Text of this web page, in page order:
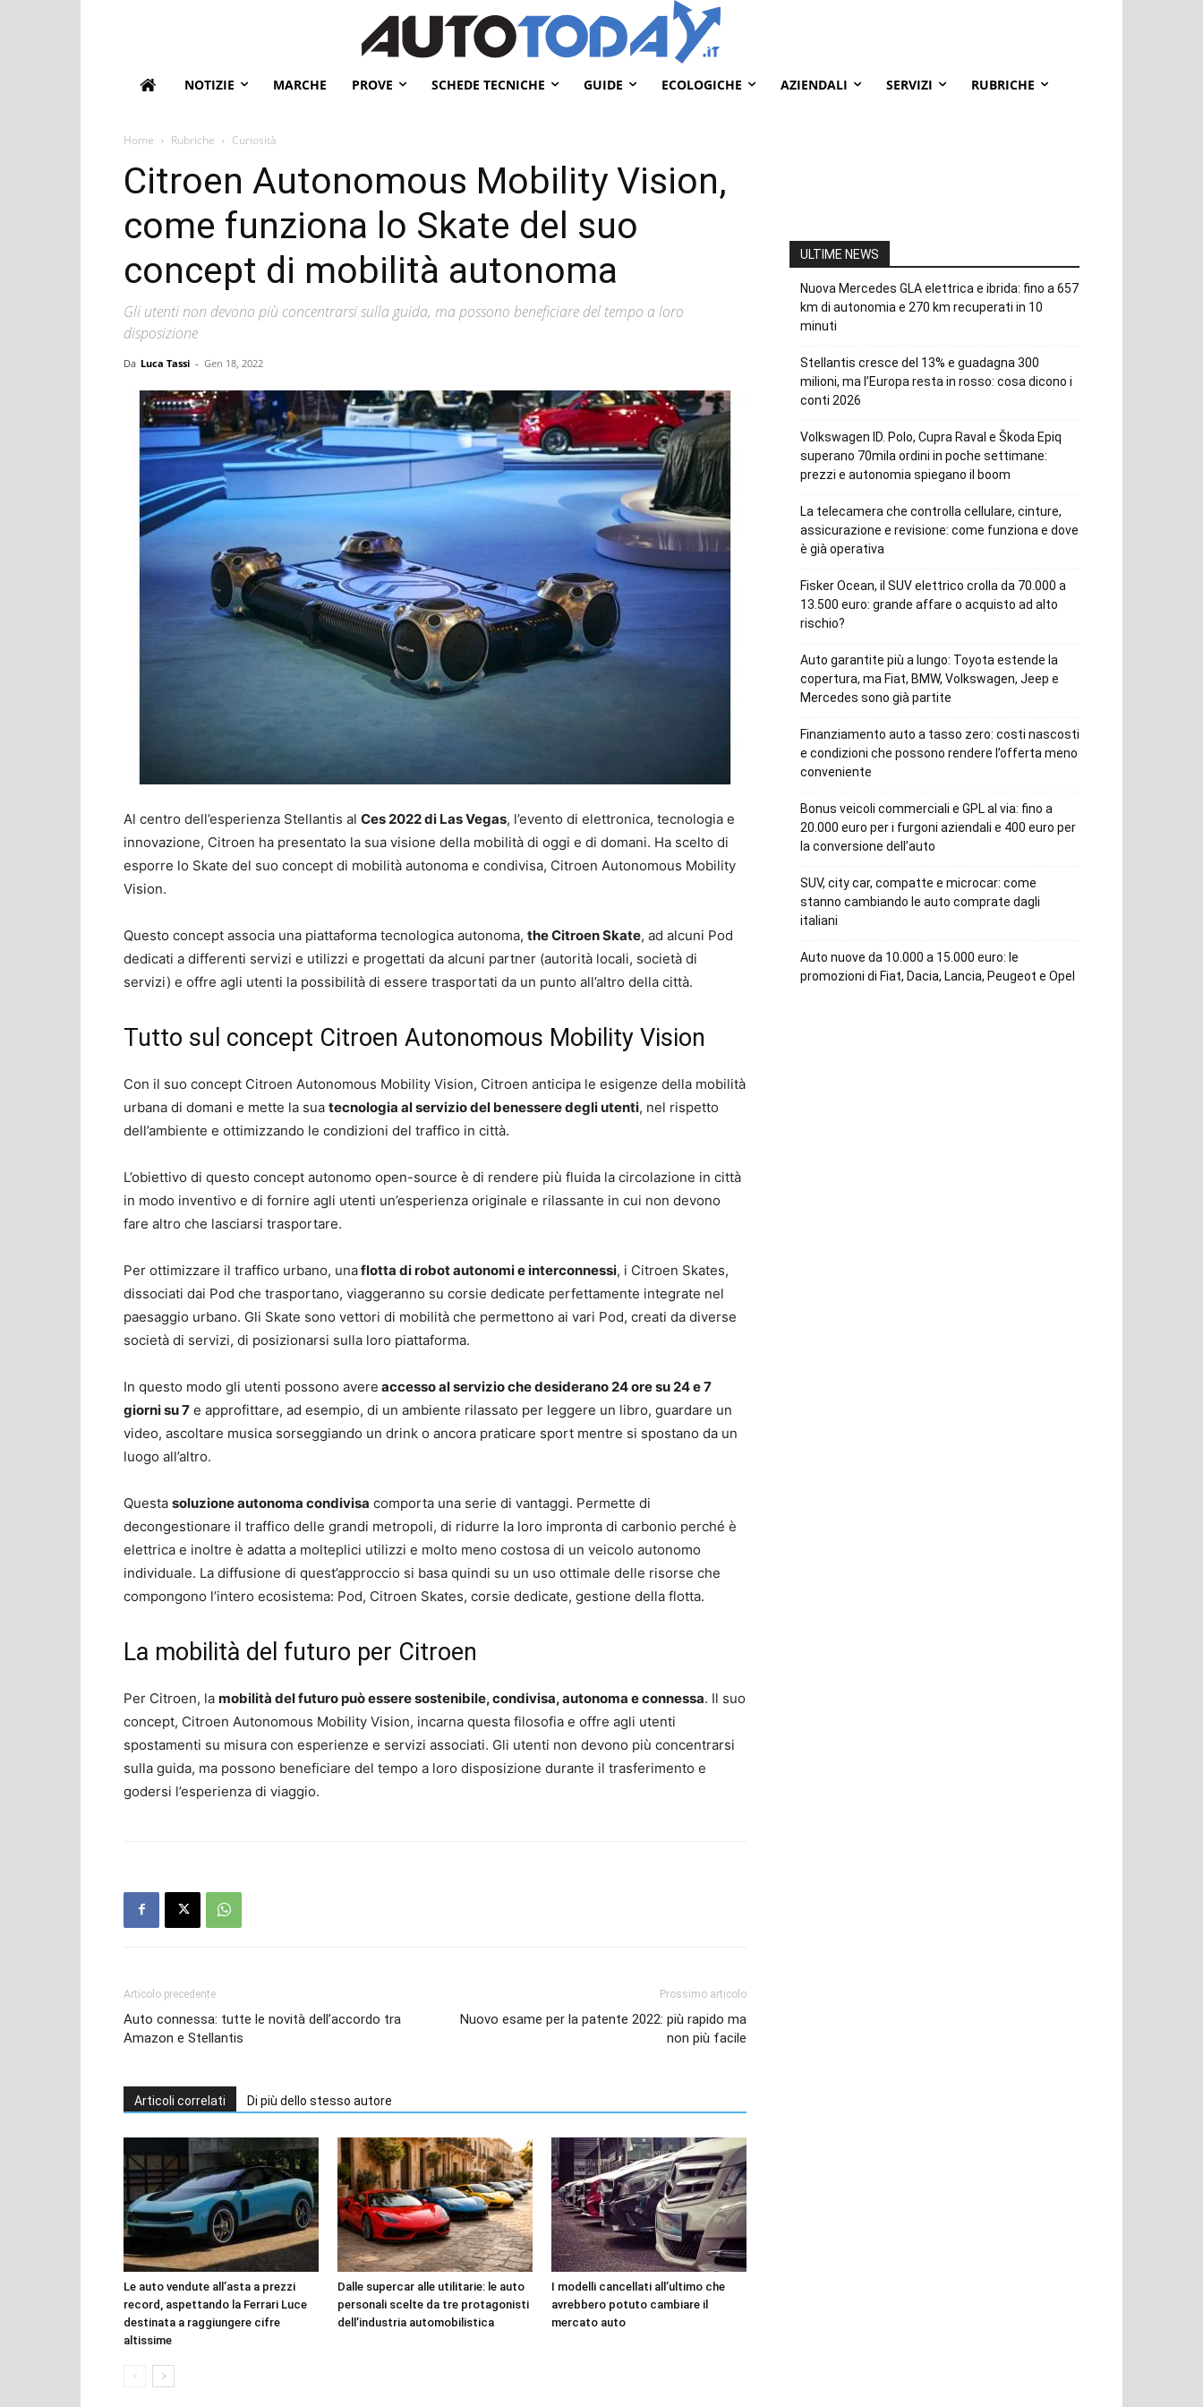
NOTIZIE MARCHE PROVE SCHEDE TECNICHE GUIDE ECOLOGICHE AZIENDALI SERVIZI RUBRICHE
Home Rubriche Curiosità
Citroen Autonomous Mobility Vision,
come funziona lo Skate del suo
concept di mobilità autonoma
Gli utenti non devono più concentrarsi sulla guida, ma possono beneficiare del tempo a loro
disposizione
Da Luca Tassi - Gen 18, 2022
Al centro dell’esperienza Stellantis al Ces 2022 di Las Vegas, l’evento di elettronica, tecnologia e
innovazione, Citroen ha presentato la sua visione della mobilità di oggi e di domani. Ha scelto di
esporre lo Skate del suo concept di mobilità autonoma e condivisa, Citroen Autonomous Mobility
Vision.
Questo concept associa una piattaforma tecnologica autonoma, the Citroen Skate, ad alcuni Pod
dedicati a differenti servizi e utilizzi e progettati da alcuni partner (autorità locali, società di
servizi) e offre agli utenti la possibilità di essere trasportati da un punto all’altro della città.
Tutto sul concept Citroen Autonomous Mobility Vision
Con il suo concept Citroen Autonomous Mobility Vision, Citroen anticipa le esigenze della mobilità
urbana di domani e mette la sua tecnologia al servizio del benessere degli utenti, nel rispetto
dell’ambiente e ottimizzando le condizioni del traffico in città.
L’obiettivo di questo concept autonomo open-source è di rendere più fluida la circolazione in città
in modo inventivo e di fornire agli utenti un’esperienza originale e rilassante in cui non devono
fare altro che lasciarsi trasportare.
Per ottimizzare il traffico urbano, unaflotta di robot autonomi e interconnessi, i Citroen Skates,
dissociati dai Pod che trasportano, viaggeranno su corsie dedicate perfettamente integrate nel
paesaggio urbano. Gli Skate sono vettori di mobilità che permettono ai vari Pod, creati da diverse
società di servizi, di posizionarsi sulla loro piattaforma.
In questo modo gli utenti possono avere accesso al servizio che desiderano 24 ore su 24 e 7
giorni su 7 e approfittare, ad esempio, di un ambiente rilassato per leggere un libro, guardare un
video, ascoltare musica sorseggiando un drink o ancora praticare sport mentre si spostano da un
luogo all’altro.
Questa soluzione autonoma condivisa comporta una serie di vantaggi. Permette di
decongestionare il traffico delle grandi metropoli, di ridurre la loro impronta di carbonio perché è
elettrica e inoltre è adatta a molteplici utilizzi e molto meno costosa di un veicolo autonomo
individuale. La diffusione di quest’approccio si basa quindi su un uso ottimale delle risorse che
compongono l’intero ecosistema: Pod, Citroen Skates, corsie dedicate, gestione della flotta.
La mobilità del futuro per Citroen
Per Citroen, la mobilità del futuro può essere sostenibile, condivisa, autonoma e connessa. Il suo
concept, Citroen Autonomous Mobility Vision, incarna questa filosofia e offre agli utenti
spostamenti su misura con esperienze e servizi associati. Gli utenti non devono più concentrarsi
sulla guida, ma possono beneficiare del tempo a loro disposizione durante il trasferimento e
godersi l’esperienza di viaggio.
Articolo precedente
Auto connessa: tutte le novità dell’accordo tra
Amazon e Stellantis
Prossimo articolo
Nuovo esame per la patente 2022: più rapido ma
non più facile
Articoli correlati Di più dello stesso autore
Le auto vendute all’asta a prezzi
record, aspettando la Ferrari Luce
destinata a raggiungere cifre
altissime
Dalle supercar alle utilitarie: le auto
personali scelte da tre protagonisti
dell’industria automobilistica
I modelli cancellati all’ultimo che
avrebbero potuto cambiare il
mercato auto
ULTIME NEWS
Nuova Mercedes GLA elettrica e ibrida: fino a 657
km di autonomia e 270 km recuperati in 10
minuti
Stellantis cresce del 13% e guadagna 300
milioni, ma l’Europa resta in rosso: cosa dicono i
conti 2026
Volkswagen ID. Polo, Cupra Raval e Škoda Epiq
superano 70mila ordini in poche settimane:
prezzi e autonomia spiegano il boom
La telecamera che controlla cellulare, cinture,
assicurazione e revisione: come funziona e dove
è già operativa
Fisker Ocean, il SUV elettrico crolla da 70.000 a
13.500 euro: grande affare o acquisto ad alto
rischio?
Auto garantite più a lungo: Toyota estende la
copertura, ma Fiat, BMW, Volkswagen, Jeep e
Mercedes sono già partite
Finanziamento auto a tasso zero: costi nascosti
e condizioni che possono rendere l’offerta meno
conveniente
Bonus veicoli commerciali e GPL al via: fino a
20.000 euro per i furgoni aziendali e 400 euro per
la conversione dell’auto
SUV, city car, compatte e microcar: come
stanno cambiando le auto comprate dagli
italiani
Auto nuove da 10.000 a 15.000 euro: le
promozioni di Fiat, Dacia, Lancia, Peugeot e Opel